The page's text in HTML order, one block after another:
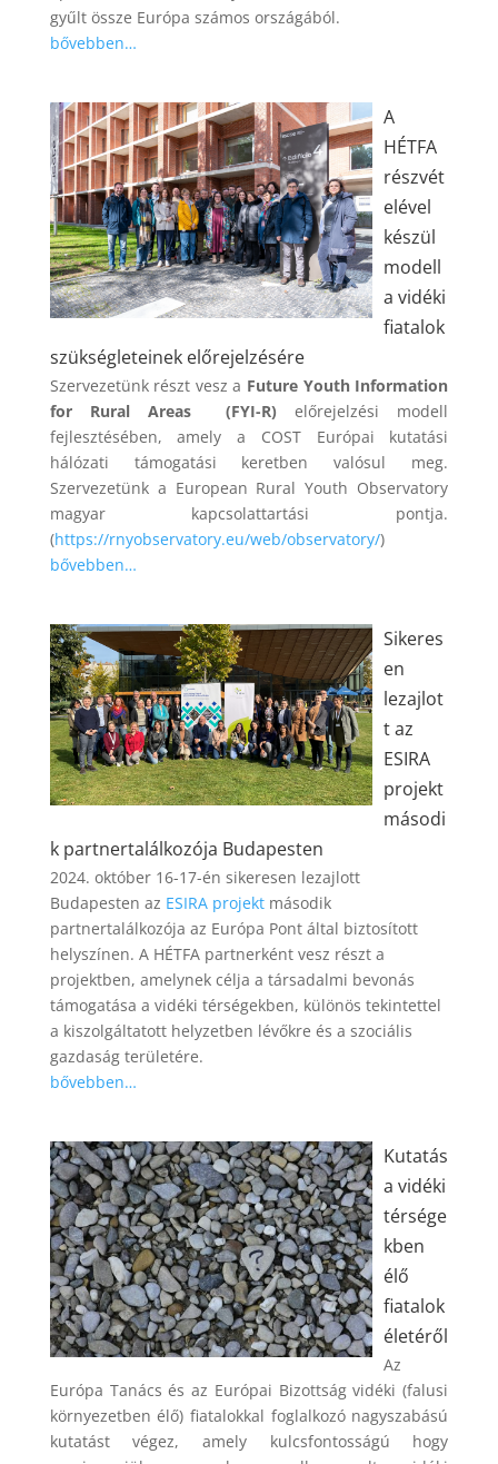
gyűlt össze Európa számos országából.
bővebben…
A
HÉTFA
részvét
elével
készül
modell
a vidéki
fiatalok
szükségleteinek előrejelzésére
Szervezetünk részt vesz a Future Youth Information
for Rural Areas (FYI-R) előrejelzési modell
fejlesztésében, amely a COST Európai kutatási
hálózati támogatási keretben valósul meg.
Szervezetünk a European Rural Youth Observatory
magyar kapcsolattartási pontja.
(https://rnyobservatory.eu/web/observatory/)
bővebben…
Sikeres
en
lezajlot
t az
ESIRA
projekt
másodi
k partnertalálkozója Budapesten
2024. október 16-17-én sikeresen lezajlott
Budapesten az ESIRA projektmásodik
partnertalálkozója az Európa Pont által biztosított
helyszínen. A HÉTFA partnerként vesz részt a
projektben, amelynek célja a társadalmi bevonás
támogatása a vidéki térségekben, különös tekintettel
a kiszolgáltatott helyzetben lévőkre és a szociális
gazdaság területére.
bővebben…
Kutatás
a vidéki
térsége
kben
élő
fiatalok
életéről
Az
Európa Tanács és az Európai Bizottság vidéki (falusi
környezetben élő) fiatalokkal foglalkozó nagyszabású
kutatást végez, amely kulcsfontosságú hogy